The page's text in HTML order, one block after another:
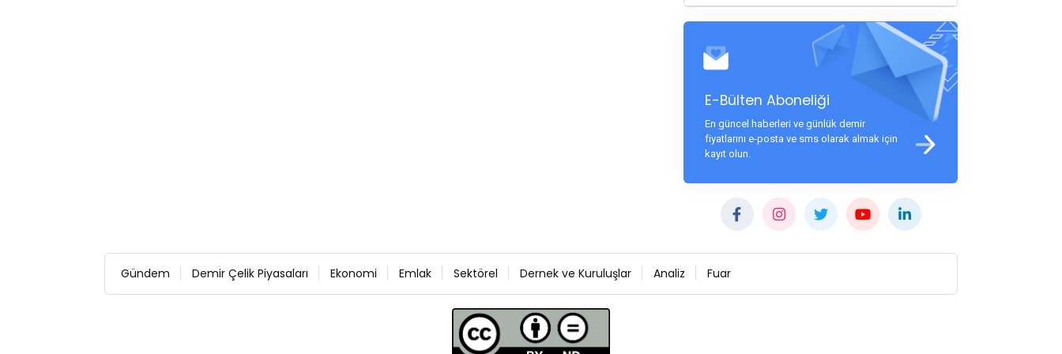
E-Bülten Aboneliği
En güncel haberleri ve günlük demir
fiyatlarını e-posta ve sms olarak almak için
kayıt olun.
Gündem Demir Çelik Piyasaları Ekonomi Emlak Sektörel Dernek ve Kuruluşlar Analiz Fuar